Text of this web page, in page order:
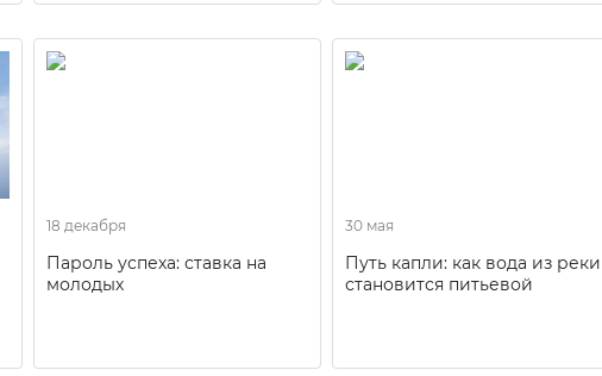
18 декабря
Пароль успеха: ставка на
молодых
30 мая
Путь капли: как вода из реки
становится питьевой